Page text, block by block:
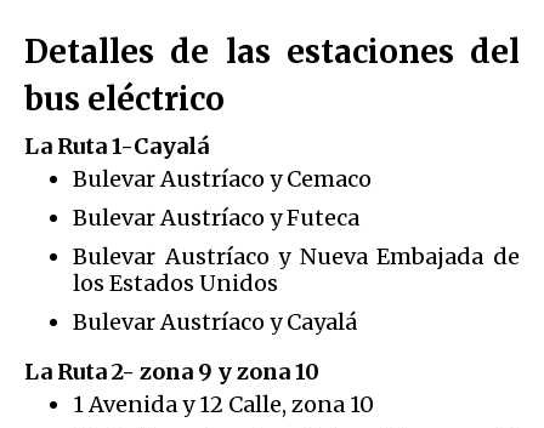
Detalles de las estaciones del
bus eléctrico
La Ruta 1-Cayalá
Bulevar Austríaco y Cemaco
Bulevar Austríaco y Futeca
Bulevar Austríaco y Nueva Embajada de
los Estados Unidos
Bulevar Austríaco y Cayalá
La Ruta 2- zona 9 y zona 10
1 Avenida y 12 Calle, zona 10